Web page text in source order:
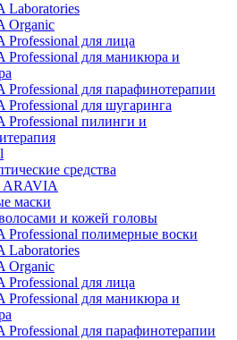
Laboratories
Organic
Professional для лица
Professional для маникюра и
Professional для парафинотерапии
Professional для шугаринга
Professional пилинги и
средства
маски
и кожей головы
Professional полимерные воски
Laboratories
Organic
Professional для лица
Professional для маникюра и
Professional для парафинотерапии